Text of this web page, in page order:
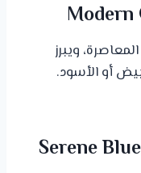
ويبرز
أو الأسود.